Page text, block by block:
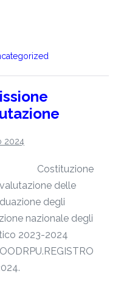
2024
Costituzione
delle
degli
nazionale degli
2023-2024